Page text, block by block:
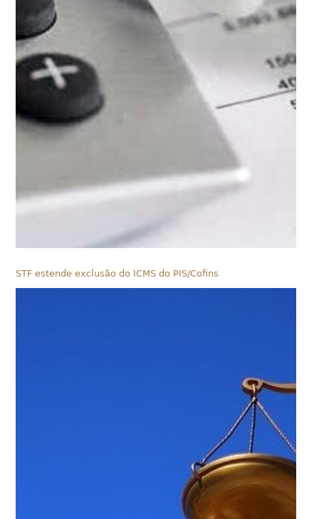
STF estende exclusão do ICMS do PIS/Cofins